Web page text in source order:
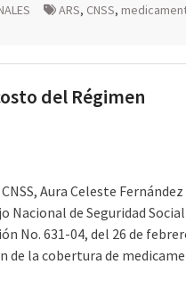
ARS, CNSS,
del Régimen
Aura Celeste Fernández
Nacional de Seguridad Social
No. 631-04, del 26 de
de la cobertura de